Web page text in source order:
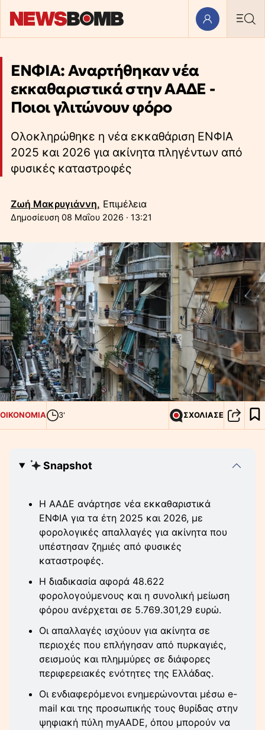
ΕΝΦΙΑ: Αναρτήθηκαν νέα
εκκαθαριστικά στην ΑΑΔΕ -
Ποιοι γλιτώνουν φόρο
Ολοκληρώθηκε η νέα εκκαθάριση ΕΝΦΙΑ
2025 και 2026 για ακίνητα πληγέντων από
φυσικές καταστροφές
Ζωή Μακρυγιάννη, Επιμέλεια
08 Μαΐου 2026 · 13:21
ΟΙΚΟΝΟΜΙΑ 3' ΣΧΟΛΙΑΣΕ
Snapshot
Η ΑΑΔΕ ανάρτησε νέα εκκαθαριστικά
ΕΝΦΙΑ για τα έτη 2025 και 2026, με
φορολογικές απαλλαγές για ακίνητα που
υπέστησαν ζημιές από φυσικές
καταστροφές.
Η διαδικασία αφορά 48.622
φορολογούμενους και η συνολική μείωση
φόρου ανέρχεται σε 5.769.301,29 ευρώ.
Οι απαλλαγές ισχύουν για ακίνητα σε
περιοχές που επλήγησαν από πυρκαγιές,
σεισμούς και πλημμύρες σε διάφορες
περιφερειακές ενότητες της Ελλάδας.
Οι ενδιαφερόμενοι ενημερώνονται μέσω e-
mail και της προσωπικής τους θυρίδας στην
ψηφιακή πύλη myAADE, όπου μπορούν να